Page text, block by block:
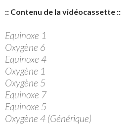
:: Contenu de la vidéocassette ::
Equinoxe 1
Oxygène 6
Equinoxe 4
Oxygène 1
Oxygène 5
Equinoxe 7
Equinoxe 5
Oxygène 4 (Générique)